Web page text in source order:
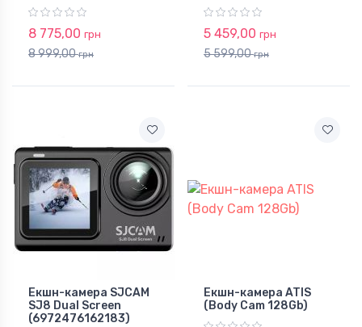
8 775,00 грн
8 999,00грн
5 459,00 грн
5 599,00грн
Екшн-камера SJCAM
SJ8 Dual Screen
(6972476162183)
Екшн-камера ATIS
(Body Cam 128Gb)